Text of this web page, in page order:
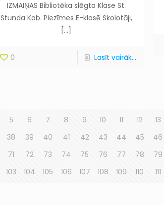
IZMAIŅAS Bibliotēka slēgta Klase St.
Stunda Kab. Piezīmes E-klasē Skolotāji,
[…]
0 Lasīt vairāk...
5 6 7 8 9 10 11 12 13
38 39 40 41 42 43 44 45 46
71 72 73 74 75 76 77 78 79
103 104 105 106 107 108 109 110 111